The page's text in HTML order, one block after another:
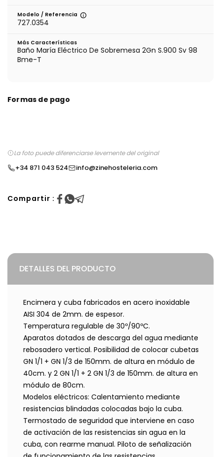
Modelo / Referencia
727.0354
Más Características
Baño María Eléctrico De Sobremesa 2Gn S.900 Sv 98
Bme-T
Formas de pago
La foto puede diferenciarse levemente del original
+34 871 043 524 info@zinehosteleria.com
Compartir :
DETALLES DEL PRODUCTO
Encimera y cuba fabricados en acero inoxidable
AISI 304 de 2mm. de espesor.
Temperatura regulable de 30º/90ºC.
Aparatos dotados de descarga del agua mediante
rebosadero vertical. Posibilidad de colocar cubetas
GN 1/1 + GN 1/3 de 150mm. de altura en módulo de
40cm. y 2 GN 1/1 + 2 GN 1/3 de 150mm. de altura en
módulo de 80cm.
Modelos eléctricos: Calentamiento mediante
resistencias blindadas colocadas bajo la cuba.
Termostado de seguridad que interviene en caso
de activación de las resistencias sin agua en la
cuba, con rearme manual. Piloto de señalización